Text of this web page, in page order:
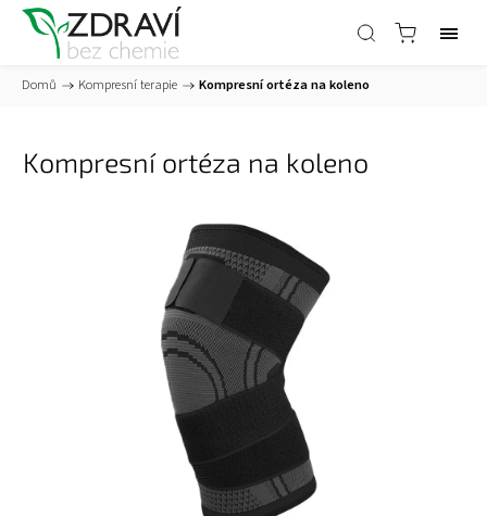
Domů / Kompresní terapie / Kompresní ortéza na koleno
Kompresní ortéza na koleno